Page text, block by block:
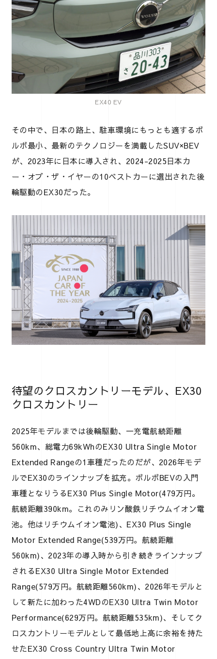
EX40 EV
その中で、日本の路上、駐車環境にもっとも適するボ
ルボ最小、最新のテクノロジーを満載したSUV×BEV
が、2023年に日本に導入され、2024-2025日本カ
ー・オブ・ザ・イヤーの10ベストカーに選出された後
輪駆動のEX30だった。
待望のクロスカントリーモデル、EX30
クロスカントリー
2025年モデルまでは後輪駆動、一充電航続距離
560km、総電力69kWhのEX30 Ultra Single Motor
Extended Rangeの1車種だったのだが、2026年モデ
ルでEX30のラインナップを拡充。ボルボBEVの入門
車種となりうるEX30 Plus Single Motor(479万円。
航続距離390km。これのみリン酸鉄リチウムイオン電
池。他はリチウムイオン電池)、EX30 Plus Single
Motor Extended Range(539万円。航続距離
560km)、2023年の導入時から引き続きラインナップ
されるEX30 Ultra Single Motor Extended
Range(579万円。航続距離560km)、2026年モデルと
して新たに加わった4WDのEX30 Ultra Twin Motor
Performance(629万円。航続距離535km)、そしてク
ロスカントリーモデルとして最低地上高に余裕を持た
せたEX30 Cross Country Ultra Twin Motor